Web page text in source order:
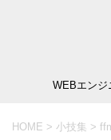
WEBエンジ
HOME > 小技集 >